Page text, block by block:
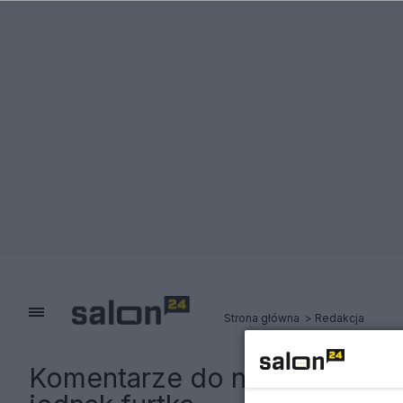
Strona główna Redakcja
Komentarze do notki: